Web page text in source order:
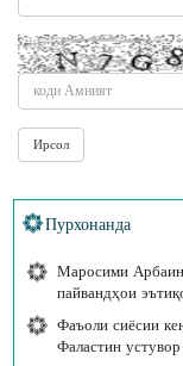
Пурхонанда
Маросими
пайвандҳои
Фаъоли сиёсии
Фаластин